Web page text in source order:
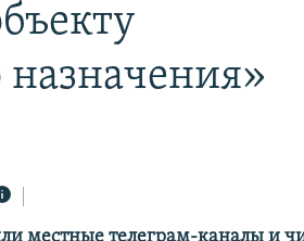
назначения»